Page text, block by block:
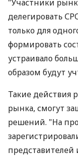
"Участники
делегировать
только для
формировать
устраивало
образом будут
Такие действия
рынка, смогут
решений. "На
представителей